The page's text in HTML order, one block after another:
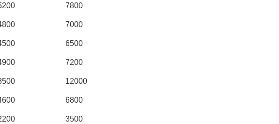
7800
7000
6500
7200
12000
6800
3500